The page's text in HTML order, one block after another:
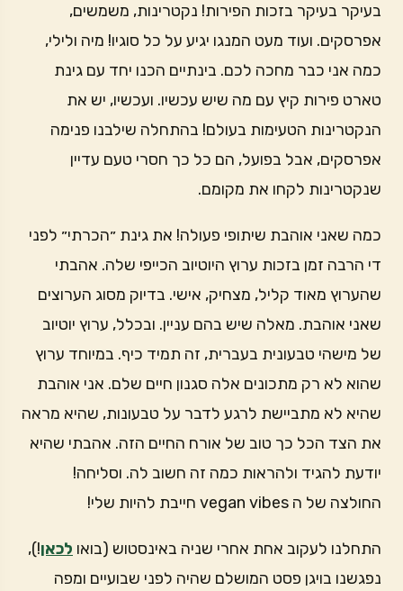
בעיקר בעיקר בזכות הפירות! נקטרינות, משמשים,
אפרסקים. ועוד מעט המנגו יגיע על כל סוגיו! מיה ולילי,
כמה אני כבר מחכה לכם. בינתיים הכנו יחד עם גינת
טארט פירות קיץ עם מה שיש עכשיו. ועכשיו, יש את
הנקטרינות הטעימות בעולם! בהתחלה שילבנו פנימה
אפרסקים, אבל בפועל, הם כל כך חסרי טעם עדיין
שנקטרינות לקחו את מקומם.
כמה שאני אוהבת שיתופי פעולה! את גינת ״הכרתי״ לפני
די הרבה זמן בזכות ערוץ היוטיוב הכייפי שלה. אהבתי
שהערוץ מאוד קליל, מצחיק, אישי. בדיוק מסוג הערוצים
שאני אוהבת. מאלה שיש בהם עניין. ובכלל, ערוץ יוטיוב
של מישהי טבעונית בעברית, זה תמיד כיף. במיוחד ערוץ
שהוא לא רק מתכונים אלה סגנון חיים שלם. אני אוהבת
שהיא לא מתביישת לרגע לדבר על טבעונות, שהיא מראה
את הצד הכל כך טוב של אורח החיים הזה. אהבתי שהיא
יודעת להגיד ולהראות כמה זה חשוב לה. וסליחה!
החולצה של ה vegan vibes חייבת להיות שלי!
התחלנו לעקוב אחת אחרי שניה באינסטוש (בואו לכאן!),
נפגשנו בויגן פסט המושלם שהיה לפני שבועיים ומפה